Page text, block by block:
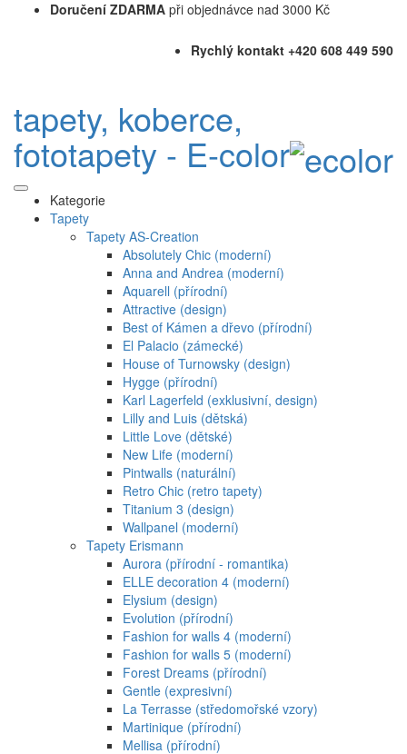
Doručení ZDARMA při objednávce nad 3000 Kč
Rychlý kontakt +420 608 449 590
tapety, koberce,
fototapety - E-color
Kategorie
Tapety
Tapety AS-Creation
Absolutely Chic (moderní)
Anna and Andrea (moderní)
Aquarell (přírodní)
Attractive (design)
Best of Kámen a dřevo (přírodní)
El Palacio (zámecké)
House of Turnowsky (design)
Hygge (přírodní)
Karl Lagerfeld (exklusivní, design)
Lilly and Luis (dětská)
Little Love (dětské)
New Life (moderní)
Pintwalls (naturální)
Retro Chic (retro tapety)
Titanium 3 (design)
Wallpanel (moderní)
Tapety Erismann
Aurora (přírodní - romantika)
ELLE decoration 4 (moderní)
Elysium (design)
Evolution (přírodní)
Fashion for walls 4 (moderní)
Fashion for walls 5 (moderní)
Forest Dreams (přírodní)
Gentle (expresivní)
La Terrasse (středomořské vzory)
Martinique (přírodní)
Mellisa (přírodní)